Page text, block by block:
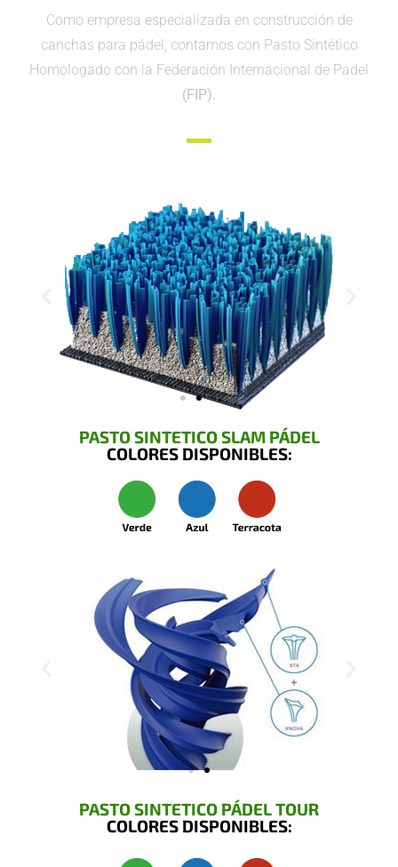
Como empresa especializada en construcción de
canchas para pádel, contamos con Pasto Sintético
Homologado con la Federación Internacional de Padel
(FIP).
PASTO SINTETICO SLAM PÁDEL
COLORES DISPONIBLES:
PASTO SINTETICO PÁDEL TOUR
COLORES DISPONIBLES: